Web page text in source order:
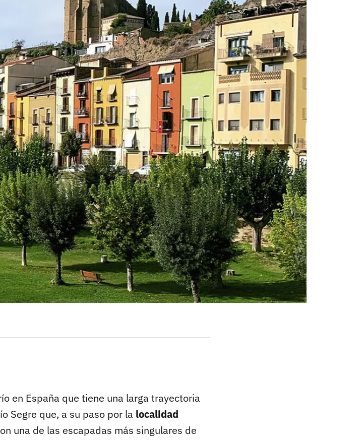
en España que tiene una larga trayectoria
Segre que, a su paso por la localidad
una de las escapadas más singulares de